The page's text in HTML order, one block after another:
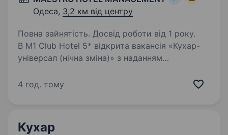
Одеса, 3,2 км від центру
Повна зайнятість. Досвід роботи від 1 року.
В M1 Club Hotel 5* відкрита вакансія «Кухар-
універсал (нічна зміна)» з наданням
роботи на аналогічній посаді від 1-го року
4 год. тому
Кухар